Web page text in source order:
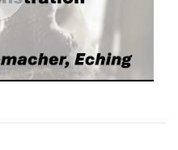
00:00:00|00:00:00